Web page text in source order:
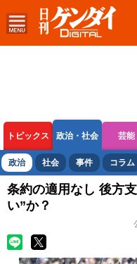
トピックス 政治・社会 芸能
ボートレース 競輪 オート
政治 社会 事件 コラム
条約の適用なし 後方
い”か？